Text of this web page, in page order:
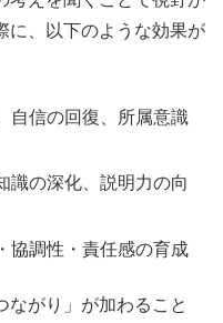
に、以下のような効果が
自信の回復、所属意識
識の深化、説明力の向
協調性・責任感の育成
ながり」が加わること